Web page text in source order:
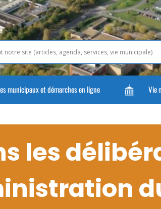
municipaux et démarches en ligne Vie
les